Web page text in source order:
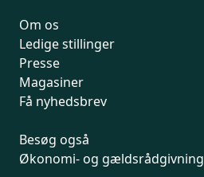
Om os
Ledige stillinger
Presse
Magasiner
Få nyhedsbrev
Besøg også
Økonomi- og gældsrådgivning